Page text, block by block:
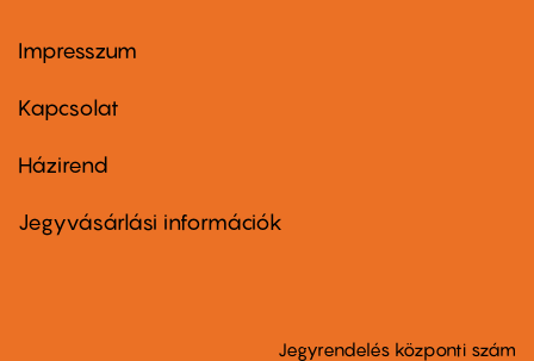
Footer
first
Impresszum
Kapcsolat
Footer
second
Házirend
Jegyvásárlási információk
Jegyrendelés központi szám